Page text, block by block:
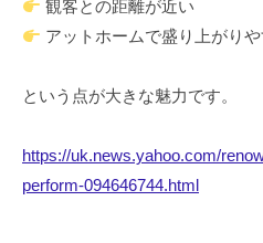
観客との距離が近い
アットホームで盛り上がり
という点が大きな魅力です。
https://uk.news.yahoo.com/
perform-094646744.html